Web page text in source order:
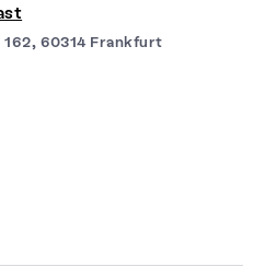
60314 Frankfurt